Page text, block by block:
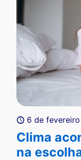
6 de
Clima
na